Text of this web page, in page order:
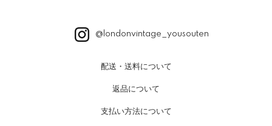
@londonvintage_yousouten
配送・送料について
返品について
支払い方法について